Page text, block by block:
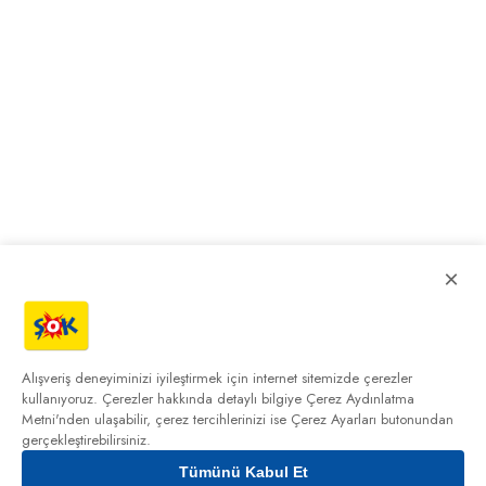
×
Alışveriş deneyiminizi iyileştirmek için internet sitemizde çerezler
kullanıyoruz. Çerezler hakkında detaylı bilgiye Çerez Aydınlatma
Metni'nden ulaşabilir, çerez tercihlerinizi ise Çerez Ayarları butonundan
gerçekleştirebilirsiniz.
Tümünü Kabul Et